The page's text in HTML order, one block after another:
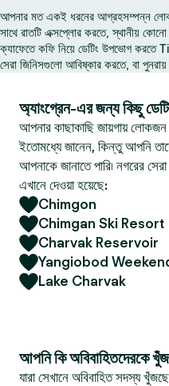
আপনার মত একই ধরনের আগ্রহসম্পন্ন
সাথে রাতটি এক্সপ্লোর করতে, স্থানীয়
ক্যাফেতে কফি নিয়ে ডেটিং উপভোগ করতে
সেরা জিনিসগুলো আবিষ্কার করতে, বা
অ্যাংগ্রেন-এর জন্য কিছু
আপনার কাছাকাছি জায়গায় লোকজন
ইতোমধ্যে জানেন, কিন্তু আপনি
আপনাকে জানাতে পারি৷ নগরের
এখানে দেওয়া হয়েছে:
Chimgon
Chimgan Ski Resort
Charvak Reservoir
Yangiobod
Lake Charvak
আপনি কি অবিবাহিতদেরকে
যারা সেখানে অবিবাহিত সদস্য